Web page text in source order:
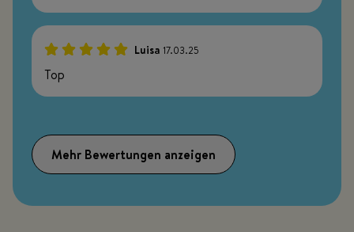
Luisa 17.03.25
Top
Mehr Bewertungen anzeigen